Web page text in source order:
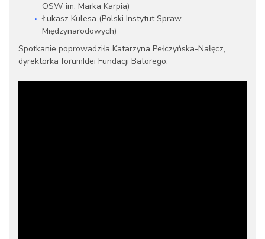
OSW im. Marka Karpia)
Łukasz Kulesa (Polski Instytut Spraw
Międzynarodowych)
Spotkanie poprowadziła Katarzyna Pełczyńska-Nałęcz,
dyrektorka forumIdei Fundacji Batorego.